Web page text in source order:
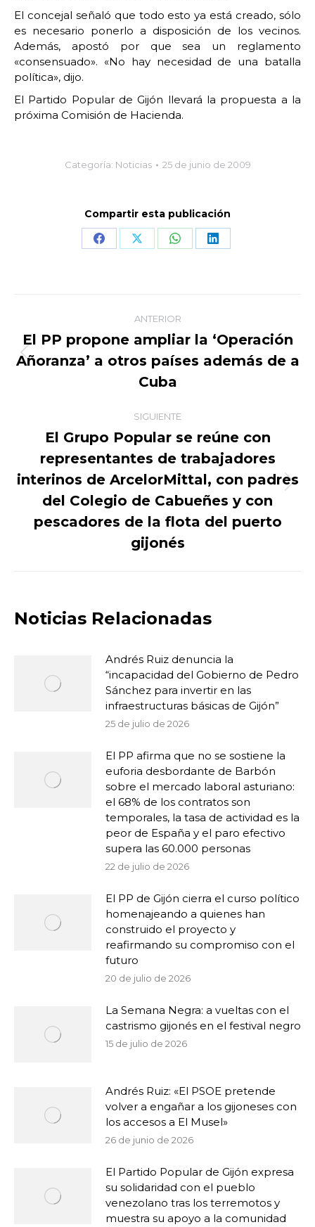
El concejal señaló que todo esto ya está creado, sólo
es necesario ponerlo a disposición de los vecinos.
Además, apostó por que sea un reglamento
«consensuado». «No hay necesidad de una batalla
política», dijo.
El Partido Popular de Gijón llevará la propuesta a la
próxima Comisión de Hacienda.
Categoría: Noticias 25 de junio de 2009
Compartir esta publicación
Share Share Share Share
Navegación
entre
publicaciones
ANTERIOR
Publicación
anterior:
El PP propone ampliar la ‘Operación
Añoranza’ a otros países además de a
Cuba
SIGUIENTE
Publicación
siguiente:
El Grupo Popular se reúne con
representantes de trabajadores
interinos de ArcelorMittal, con padres
del Colegio de Cabueñes y con
pescadores de la flota del puerto
gijonés
Noticias Relacionadas
Andrés Ruiz denuncia la
“incapacidad del Gobierno de Pedro
Sánchez para invertir en las
infraestructuras básicas de Gijón”
25 de julio de 2026
El PP afirma que no se sostiene la
euforia desbordante de Barbón
sobre el mercado laboral asturiano:
el 68% de los contratos son
temporales, la tasa de actividad es la
peor de España y el paro efectivo
supera las 60.000 personas
22 de julio de 2026
El PP de Gijón cierra el curso político
homenajeando a quienes han
construido el proyecto y
reafirmando su compromiso con el
futuro
20 de julio de 2026
La Semana Negra: a vueltas con el
castrismo gijonés en el festival negro
15 de julio de 2026
Andrés Ruiz: «El PSOE pretende
volver a engañar a los gijoneses con
los accesos a El Musel»
26 de junio de 2026
El Partido Popular de Gijón expresa
su solidaridad con el pueblo
venezolano tras los terremotos y
muestra su apoyo a la comunidad